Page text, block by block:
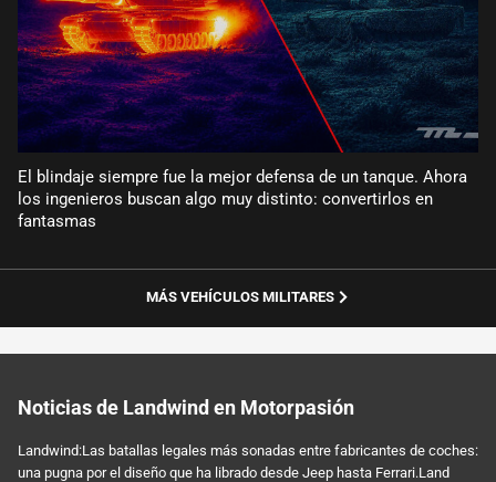
El blindaje siempre fue la mejor defensa de un tanque. Ahora
los ingenieros buscan algo muy distinto: convertirlos en
fantasmas
MÁS VEHÍCULOS MILITARES
Noticias de Landwind en Motorpasión
Landwind:Las batallas legales más sonadas entre fabricantes de coches:
una pugna por el diseño que ha librado desde Jeep hasta Ferrari.Land